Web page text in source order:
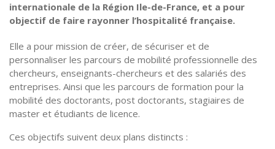
internationale de la Région Ile-de-France, et a pour
objectif de faire rayonner l’hospitalité française.
Elle a pour mission de créer, de sécuriser et de
personnaliser les parcours de mobilité professionnelle des
chercheurs, enseignants-chercheurs et des salariés des
entreprises. Ainsi que les parcours de formation pour la
mobilité des doctorants, post doctorants, stagiaires de
master et étudiants de licence.
Ces objectifs suivent deux plans distincts :